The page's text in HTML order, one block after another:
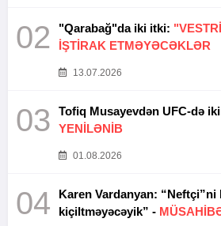
02 "Qarabağ"da iki itki:
İŞTİRAK ETMƏYƏCƏKLƏR
13.07.2026
03
YENİLƏNİB
01.08.2026
04
Karen Vardanyan: “Neftçi”ni
kiçiltməyəcəyik” -